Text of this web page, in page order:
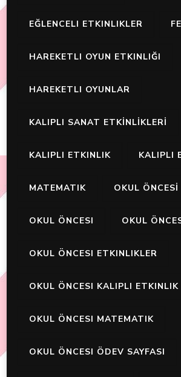
EĞLENCELI ETKINLIKLER
HAREKETLI OYUN ETKINLIĞI
HAREKETLI OYUNLAR
KALIPLI SANAT ETKİNLİKLERİ
KALIPLI ETKINLIK KALIPLI
MATEMATIK OKUL ÖNCESİ
OKUL ÖNCESI OKUL
OKUL ÖNCESI ETKINLIKLER
OKUL ÖNCESI KALIPLI ETKINLIK
OKUL ÖNCESI MATEMATIK
OKUL ÖNCESI ÖDEV SAYFASI